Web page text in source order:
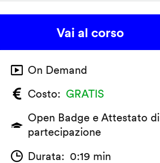
Vai al corso
On Demand
Costo
GRATIS
Open Badge e Attestato di
partecipazione
Durata
0:19 min